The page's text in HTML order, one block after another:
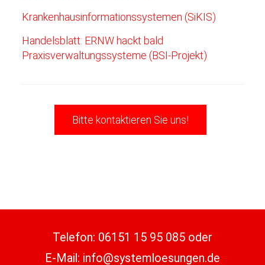
Krankenhausinformationssystemen (SiKIS)
Handelsblatt: ERNW hackt bald
Praxisverwaltungssysteme (BSI-Projekt)
Bitte kontaktieren Sie uns!
Telefon: 06151 15 95 085 oder
E-Mail: info@systemloesungen.de